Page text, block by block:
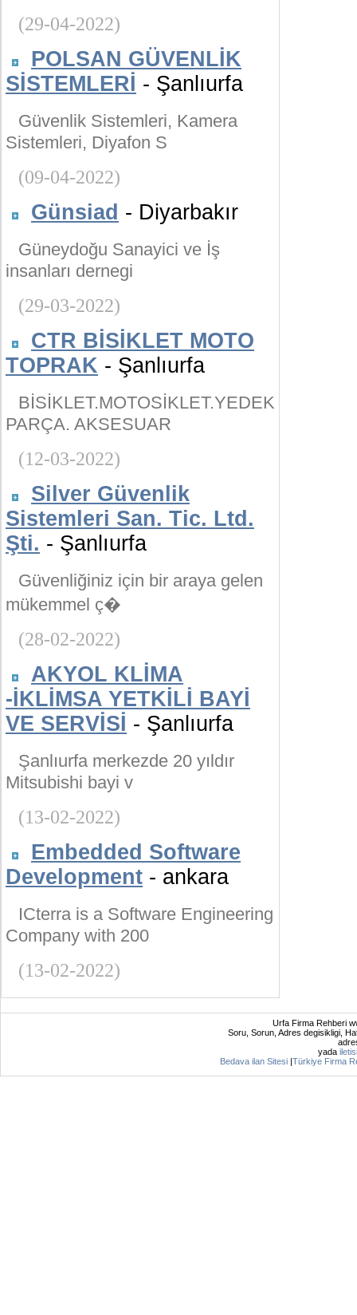
(29-04-2022)
POLSAN GÜVENLİK
SİSTEMLERİ - Şanlıurfa
Güvenlik Sistemleri, Kamera
Sistemleri, Diyafon S
(09-04-2022)
Günsiad - Diyarbakır
Güneydoğu Sanayici ve İş
insanları dernegi
(29-03-2022)
CTR BİSİKLET MOTO
TOPRAK - Şanlıurfa
BİSİKLET.MOTOSİKLET.YEDEK
PARÇA. AKSESUAR
(12-03-2022)
Silver Güvenlik
Sistemleri San. Tic. Ltd.
Şti. - Şanlıurfa
Güvenliğiniz için bir araya gelen
mükemmel ç�
(28-02-2022)
AKYOL KLİMA
-İKLİMSA YETKİLİ BAYİ
VE SERVİSİ - Şanlıurfa
Şanlıurfa merkezde 20 yıldır
Mitsubishi bayi v
(13-02-2022)
Embedded Software
Development - ankara
ICterra is a Software Engineering
Company with 200
(13-02-2022)
Urfa Firma Rehberi
Soru, Sorun, Adres degisikligi,
yada
Bedava ilan Sitesi |Türkiye Firma